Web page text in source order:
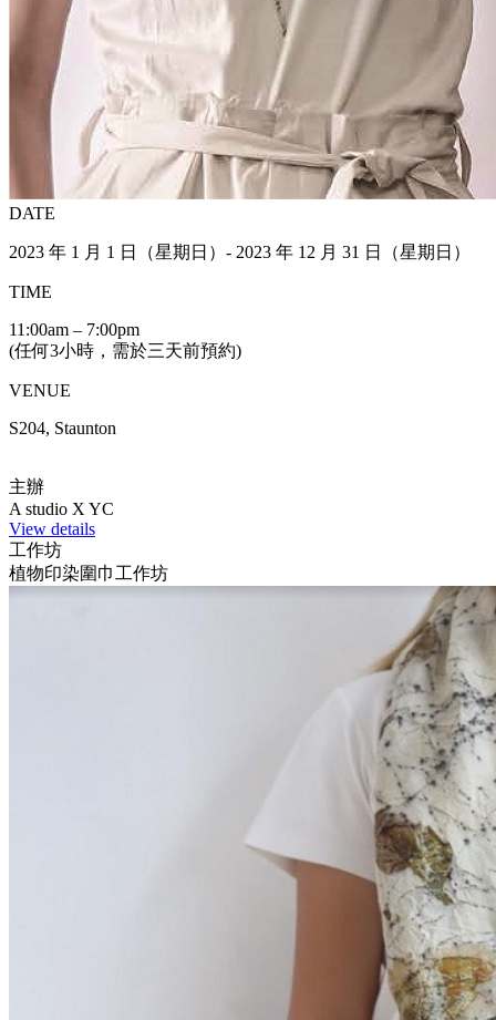
DATE
2023 年 1 月 1 日（星期日）- 2023 年 12 月 31 日（星期日）
TIME
11:00am – 7:00pm
(任何3小時，需於三天前預約)
VENUE
S204, Staunton
主辦
A studio X YC
View details
工作坊
植物印染圍巾工作坊